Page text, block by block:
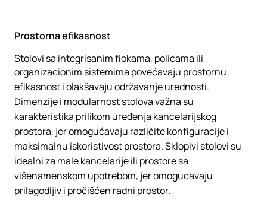
Prostorna efikasnost
Stolovi sa integrisanim fiokama, policama ili
organizacionim sistemima povećavaju prostornu
efikasnost i olakšavaju održavanje urednosti.
Dimenzije i modularnost stolova važna su
karakteristika prilikom uređenja kancelarijskog
prostora, jer omogućavaju različite konfiguracije i
maksimalnu iskoristivost prostora. Sklopivi stolovi su
idealni za male kancelarije ili prostore sa
višenamenskom upotrebom, jer omogućavaju
prilagodljiv i pročišćen radni prostor.